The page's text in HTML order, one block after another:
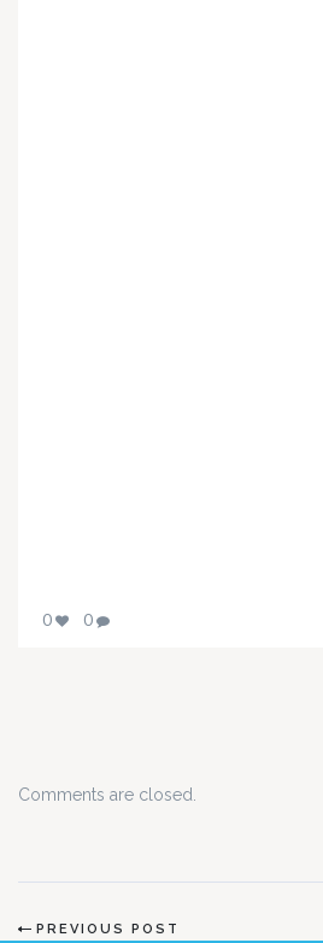
0 0
Comments are closed.
PREVIOUS POST